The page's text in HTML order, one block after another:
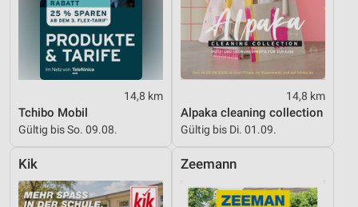
14,8 km
Tchibo Mobil
Gültig bis So. 09.08.
14,8 km
Alpaka cleaning collection
Gültig bis Di. 01.09.
Kik Zeemann